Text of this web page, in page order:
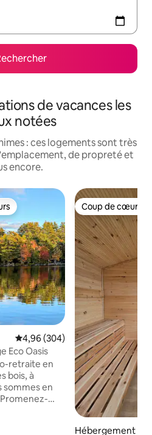
de vacances les
notées
: ces logements sont très
de propreté et
encore.
les plus appréciés
Évaluation moyenne sur la
4,96 (304)
Eco Oasis
retraite en
bois, à
sommes en
Coup de cœur
Coup de cœur
Hébergement ⋅